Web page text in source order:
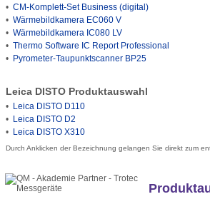
• CM-Komplett-Set Business (digital)
• Wärmebildkamera EC060 V
• Wärmebildkamera IC080 LV
• Thermo Software IC Report Professional
• Pyrometer-Taupunktscanner BP25
Leica DISTO Produktauswahl
• Leica DISTO D110
• Leica DISTO D2
• Leica DISTO X310
Durch Anklicken der Bezeichnung gelangen Sie direkt zum